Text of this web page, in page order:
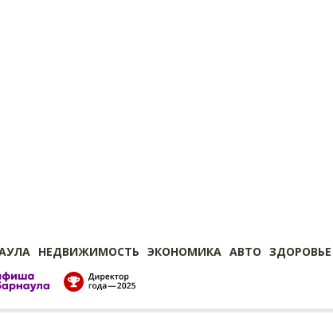
НЕДВИЖИМОСТЬ ЭКОНОМИКА АВТО ЗДОРОВЬЕ